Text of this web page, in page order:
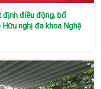
định điều động, bổ
nghị đa khoa Nghệ